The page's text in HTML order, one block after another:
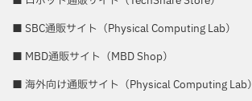
■ SBC通販サイト（Physical Computing Lab）
■ MBD通販サイト（MBD Shop）
■ 海外向け通販サイト（Physical Computing Lab）